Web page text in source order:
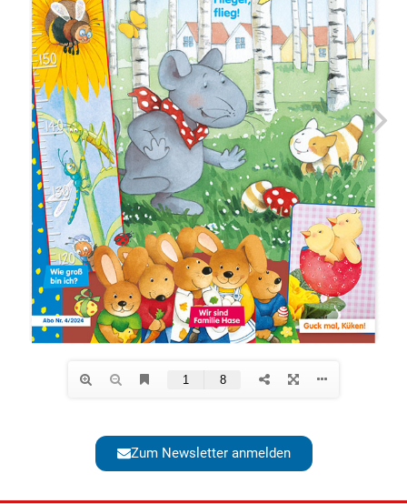
Zum Newsletter anmelden